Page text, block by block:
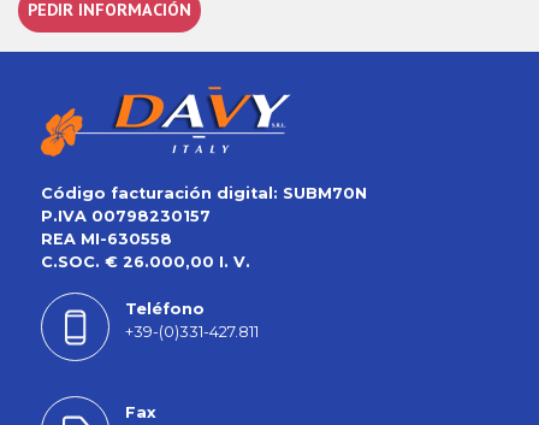
PEDIR INFORMACIÓN
Código facturación digital: SUBM70N
P.IVA 00798230157
REA MI-630558
C.SOC. € 26.000,00 I. V.
Teléfono
+39-(0)331-427.811
Fax